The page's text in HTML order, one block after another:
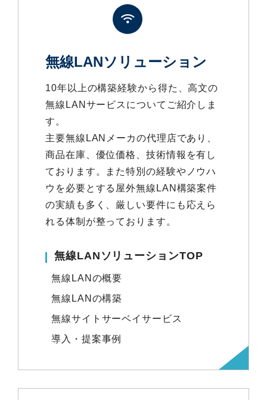
無線LANソリューション
10年以上の構築経験から得た、高文の
無線LANサービスについてご紹介しま
す。
主要無線LANメーカの代理店であり、
商品在庫、優位価格、技術情報を有し
ております。また特別の経験やノウハ
ウを必要とする屋外無線LAN構築案件
の実績も多く、厳しい要件にも応えら
れる体制が整っております。
無線LANソリューションTOP
無線LANの概要
無線LANの構築
無線サイトサーベイサービス
導入・提案事例